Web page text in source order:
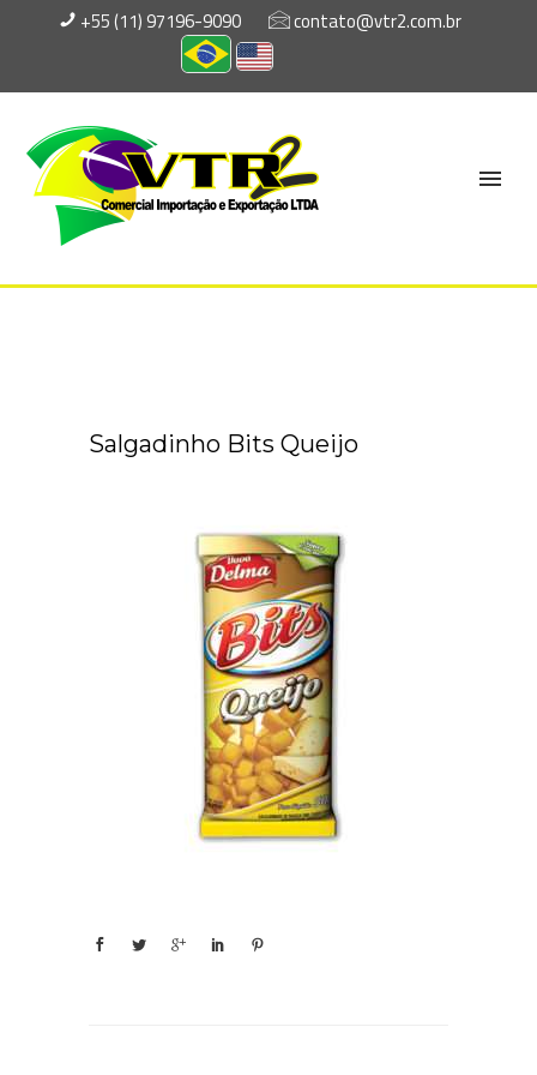
+55 (11) 97196-9090 contato@vtr2.com.br
Salgadinho Bits Queijo